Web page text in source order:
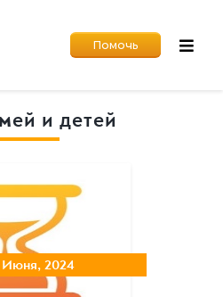
Помочь
и детей
Июня, 2024